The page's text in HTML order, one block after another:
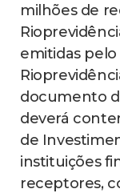
milhões de
emitidas
documento
deverá
de
instituições
receptores,